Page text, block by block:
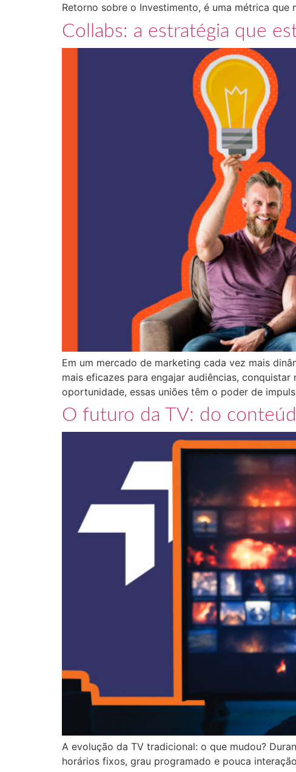
Retorno sobre o Investimento, é uma métrica que
Collabs: a estratégia que
Em um mercado de marketing cada vez mais
mais eficazes para engajar audiências,
oportunidade, essas uniões têm o poder de
O futuro da TV: do
A evolução da TV tradicional: o que mudou?
horários fixos, grau programado e pouca